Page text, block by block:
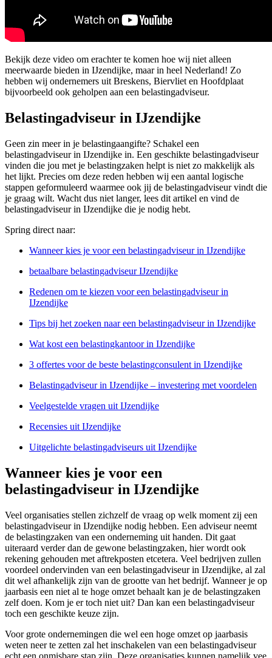
Bekijk deze video om erachter te komen hoe wij niet alleen
meerwaarde bieden in IJzendijke, maar in heel Nederland! Zo
hebben wij ondernemers uit Breskens, Biervliet en Hoofdplaat
bijvoorbeeld ook geholpen aan een belastingadviseur.
Belastingadviseur in IJzendijke
Geen zin meer in je belastingaangifte? Schakel een
belastingadviseur in IJzendijke in. Een geschikte belastingadviseur
vinden die jou met je belastingzaken helpt is niet zo makkelijk als
het lijkt. Precies om deze reden hebben wij een aantal logische
stappen geformuleerd waarmee ook jij de belastingadviseur vindt die
je graag wilt. Wacht dus niet langer, lees dit artikel en vind de
belastingadviseur in IJzendijke die je nodig hebt.
Spring direct naar:
Wanneer kies je voor een belastingadviseur in IJzendijke
betaalbare belastingadviseur IJzendijke
Redenen om te kiezen voor een belastingadviseur in
IJzendijke
Tips bij het zoeken naar een belastingadviseur in IJzendijke
Wat kost een belastingkantoor in IJzendijke
3 offertes voor de beste belastingconsulent in IJzendijke
Belastingadviseur in IJzendijke – investering met voordelen
Veelgestelde vragen uit IJzendijke
Recensies uit IJzendijke
Uitgelichte belastingadviseurs uit IJzendijke
Wanneer kies je voor een
belastingadviseur in IJzendijke
Veel organisaties stellen zichzelf de vraag op welk moment zij een
belastingadviseur in IJzendijke nodig hebben. Een adviseur neemt
de belastingzaken van een onderneming uit handen. Dit gaat
uiteraard verder dan de gewone belastingzaken, hier wordt ook
rekening gehouden met aftrekposten etcetera. Veel bedrijven zullen
voordeel ondervinden van een belastingadviseur in IJzendijke, al zal
dit wel afhankelijk zijn van de grootte van het bedrijf. Wanneer je op
jaarbasis een niet al te hoge omzet behaalt kan je de belastingzaken
zelf doen. Kom je er toch niet uit? Dan kan een belastingadviseur
toch een geschikte keuze zijn.
Voor grote ondernemingen die wel een hoge omzet op jaarbasis
weten neer te zetten zal het inschakelen van een belastingadviseur
echt een onmisbare stap zijn. Deze organisaties kunnen namelijk vee